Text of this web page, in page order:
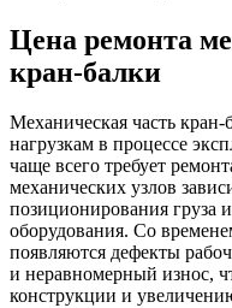
Цена ремонта
кран-балки
Механическая часть
нагрузкам в процессе
чаще всего требует
механических узлов
позиционирования груза
оборудования. Со
появляются дефекты
и неравномерный износ,
конструкции и